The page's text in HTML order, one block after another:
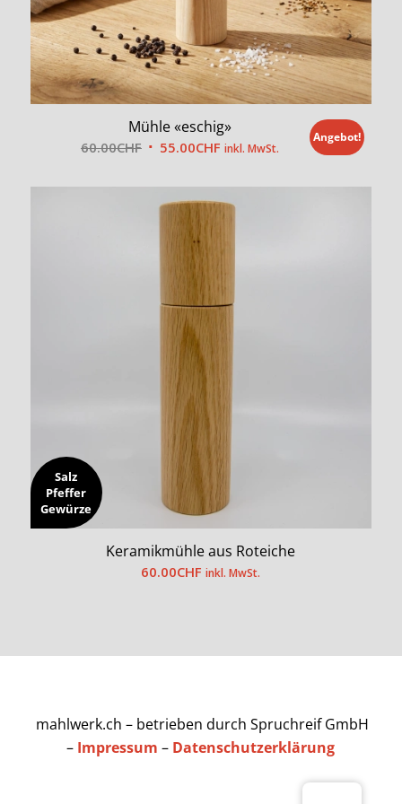
Mühle «eschig»
60.00CHF Ursprünglicher
war:
60.00CHF
55.00CHFAktueller
ist:
55.00CHF.
inkl. MwSt.
Angebot!
Salz
Pfeffer
Gewürze
Keramikmühle aus Roteiche
60.00CHF inkl. MwSt.
mahlwerk.ch – betrieben durch Spruchreif GmbH
– Impressum – Datenschutzerklärung